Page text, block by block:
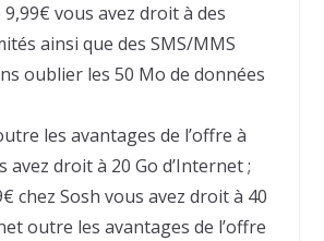
vous avez droit à des
ainsi que des SMS/MMS
oublier les 50 Mo de données
les avantages de l’offre à
avez droit à 20 Go d’Internet ;
chez Sosh vous avez droit à 40
outre les avantages de l’offre